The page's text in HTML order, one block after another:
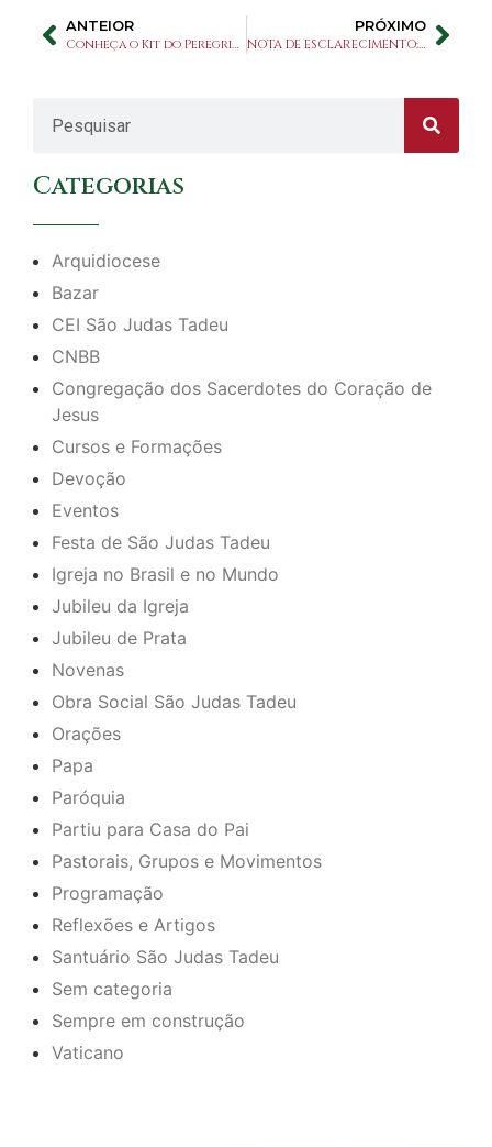
ANTEIOR
Conheça o Kit do Peregrino
PRÓXIMO
NOTA DE ESCLARECIMENTO: Encerramento das atividades do CEI São Judas Tadeu
Categorias
Arquidiocese
Bazar
CEI São Judas Tadeu
CNBB
Congregação dos Sacerdotes do Coração de
Jesus
Cursos e Formações
Devoção
Eventos
Festa de São Judas Tadeu
Igreja no Brasil e no Mundo
Jubileu da Igreja
Jubileu de Prata
Novenas
Obra Social São Judas Tadeu
Orações
Papa
Paróquia
Partiu para Casa do Pai
Pastorais, Grupos e Movimentos
Programação
Reflexões e Artigos
Santuário São Judas Tadeu
Sem categoria
Sempre em construção
Vaticano